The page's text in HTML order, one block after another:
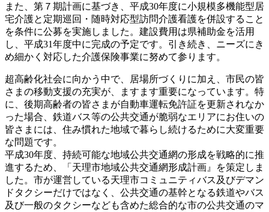
また、第７期計画に基づき、平成30年度に小規模多機能型居
宅介護と定期巡回・随時対応型訪問介護看護を併設すること
を条件に公募を実施しました。建設費用は県補助金を活用
し、平成31年度中に完成の予定です。引き続き、ニーズにき
め細かく対応した介護保険事業に努めて参ります。
超高齢化社会に向かう中で、居場所づくりに加え、市民の皆
さまの移動支援の充実が、ますます重要になっています。特
に、後期高齢者の皆さまが自動車運転免許証を更新されなか
った場合、鉄道バス等の公共交通が脆弱なエリアにお住いの
皆さまには、住み慣れた地域で暮らし続けるために大変重要
な問題です。
平成30年度、持続可能な地域公共交通網の形成を戦略的に推
進するため、「天理市地域公共交通網形成計画』を策定しま
した。市が運営している天理市コミュニティバス及びデマン
ドタクシーだけではなく、公共交通の基幹となる鉄道やバス
及び一般のタクシーなども含めた総合的な市の公共交通のマ